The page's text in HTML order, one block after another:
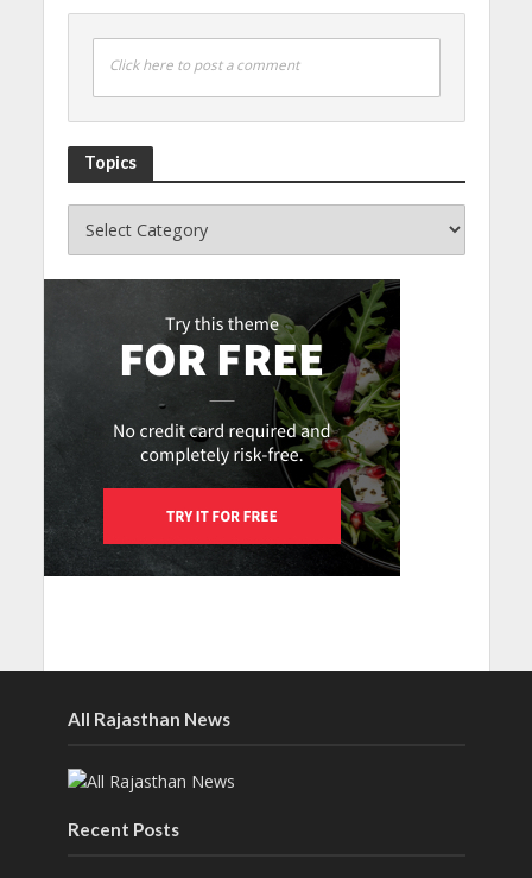
Click here to post a comment
Topics
All Rajasthan News
Recent Posts